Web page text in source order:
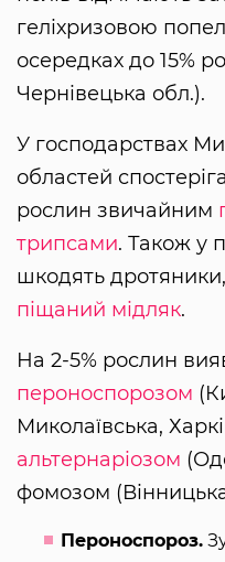
геліхризовою
осередках до 15%
Чернівецька обл.).
У господарствах
областей
рослин звичайним
трипсами. Також у
шкодять
піщаний мідляк.
На 2-5% рослин
пероноспорозом
Миколаївська,
альтернаріозом
фомозом
Пероноспороз.